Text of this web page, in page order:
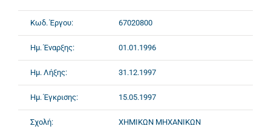
Κωδ. Έργου: 67020800
Ημ. Έναρξης: 01.01.1996
Ημ. Λήξης: 31.12.1997
Ημ. Έγκρισης: 15.05.1997
Σχολή: ΧΗΜΙΚΩΝ ΜΗΧΑΝΙΚΩΝ